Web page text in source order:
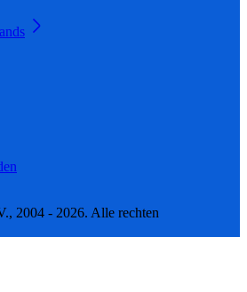
2004 - 2026. Alle rechten